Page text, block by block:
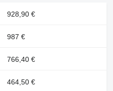
928,90 €
987 €
766,40 €
464,50 €